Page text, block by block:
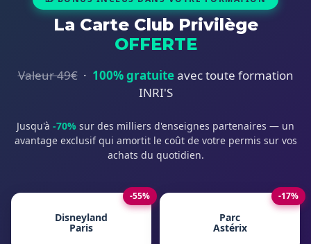
La Carte Club Privilège
OFFERTE
Valeur 49€· 100% gratuiteavec toute formation
INRI'S
Jusqu'à -70% sur des milliers d'enseignes partenaires — un
avantage exclusif qui amortit le coût de votre permis sur vos
achats du quotidien.
-55%
Disneyland
Paris
-17%
Parc
Astérix